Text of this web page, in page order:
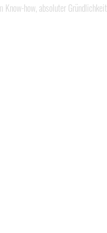
how, absoluter Gründlichkeit